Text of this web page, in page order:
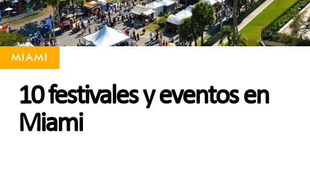
MIAMI
10 festivales y eventos en
Miami